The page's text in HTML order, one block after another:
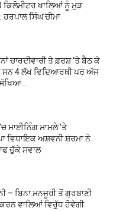
ਕਿਲੋਮੀਟਰ ਖਾਲਿਆਂ ਨੂੰ ਮੁੜ
ਸਿੰਘ ਚੀਮਾ
ਚਾਰਦੀਵਾਰੀ ਤੇ ਫ਼ਰਸ਼ ‘ਤੇ ਬੈਠ ਕੇ
4 ਲੱਖ ਵਿਦਿਆਰਥੀ ਪਰ ਅੱਜ
ਮਾਈਨਿੰਗ ਮਾਮਲੇ ’ਤੇ
ਵਿਧਾਇਕ ਅਸ਼ਵਨੀ ਸ਼ਰਮਾ ਨੇ
ਚੁੱਕੇ ਸਵਾਲ
– ਬਿਨਾ ਮਨਜੂਰੀ ਤੋਂ ਗੁਰਬਾਣੀ
ਕਰਨ ਵਾਲਿਆਂ ਵਿਰੁੱਧ ਹੋਵੇਗੀ